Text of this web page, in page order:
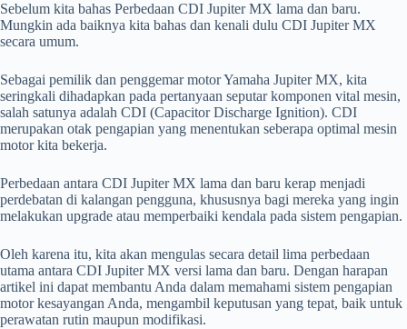
Sebelum kita bahas Perbedaan CDI Jupiter MX lama dan baru.
Mungkin ada baiknya kita bahas dan kenali dulu CDI Jupiter MX
secara umum.
Sebagai pemilik dan penggemar motor Yamaha Jupiter MX, kita
seringkali dihadapkan pada pertanyaan seputar komponen vital mesin,
salah satunya adalah CDI (Capacitor Discharge Ignition). CDI
merupakan otak pengapian yang menentukan seberapa optimal mesin
motor kita bekerja.
Perbedaan antara CDI Jupiter MX lama dan baru kerap menjadi
perdebatan di kalangan pengguna, khususnya bagi mereka yang ingin
melakukan upgrade atau memperbaiki kendala pada sistem pengapian.
Oleh karena itu, kita akan mengulas secara detail lima perbedaan
utama antara CDI Jupiter MX versi lama dan baru. Dengan harapan
artikel ini dapat membantu Anda dalam memahami sistem pengapian
motor kesayangan Anda, mengambil keputusan yang tepat, baik untuk
perawatan rutin maupun modifikasi.